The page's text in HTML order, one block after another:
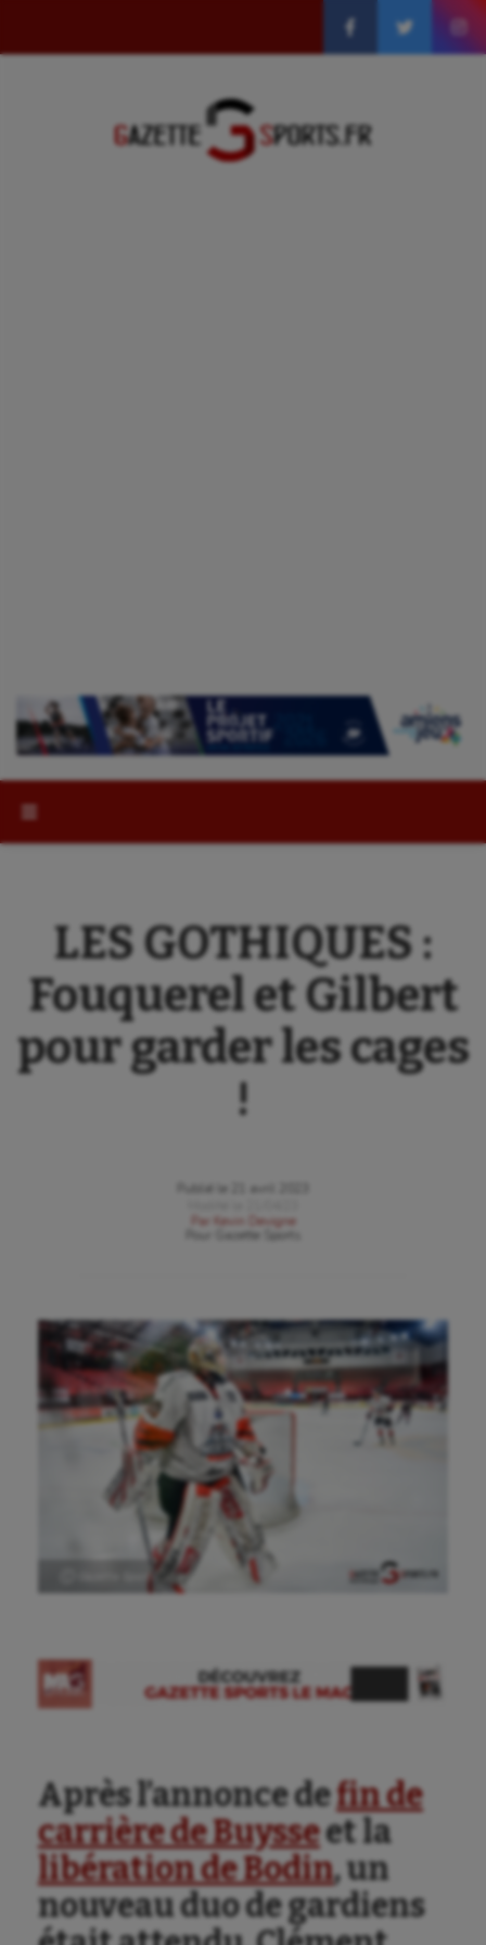
LES GOTHIQUES :
Fouquerel et Gilbert
pour garder les cages
!
Publié le
21 avril 2023
Par
Kevin Devigne
Gazette Sports
Après l’annonce defin de
carrière de Buysseet la
libération de Bodin, un
nouveau duo de gardiens